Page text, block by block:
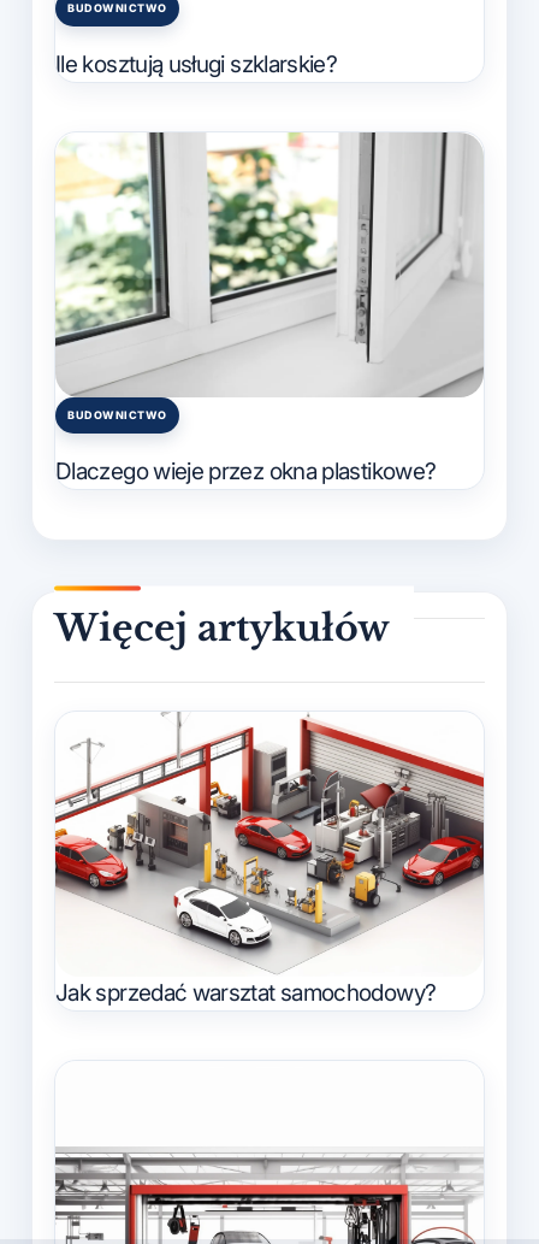
Posted
BUDOWNICTWO
Ile kosztują usługi szklarskie?
Posted
BUDOWNICTWO
Dlaczego wieje przez okna plastikowe?
Jak sprzedać warsztat samochodowy?